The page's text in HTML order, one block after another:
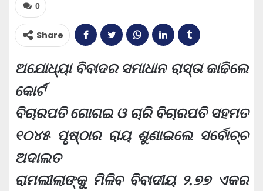
0
Share
ଅଯୋଧ୍ୟା ବିବାଦର ସମାଧାନ ରାସ୍ତା କାଢିଲେ
କୋର୍ଟ
ବିଚାରପତି ଗୋଗଇ ଓ ଚାରି ବିଚାରପତି ସହମତ
୧୦୪୫ ପୃଷ୍ଠାର ରାୟ ଶୁଣାଇଲେ ସର୍ବୋଚ୍ଚ
ଅଦାଲତ
ରାମଲୀଲାଙ୍କୁ ମିଳିବ ବିବାଦୀୟ ୨.୭୭ ଏକର